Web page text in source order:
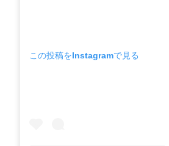
この投稿をInstagramで見る